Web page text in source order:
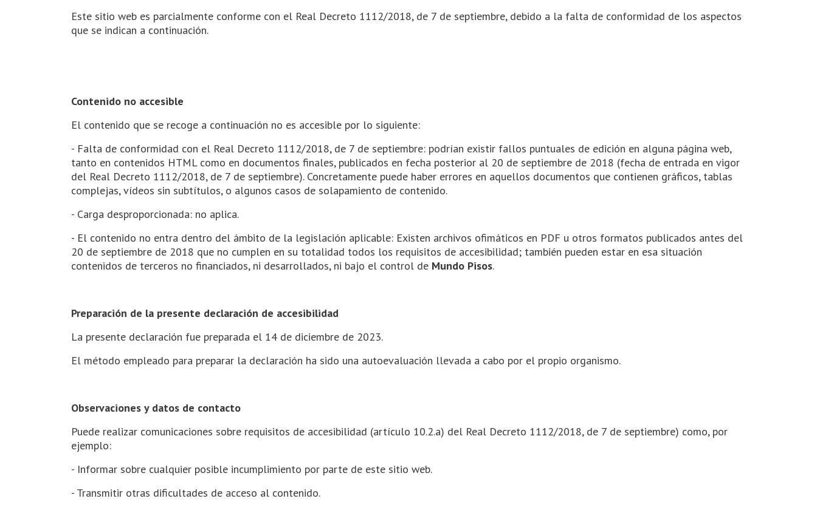
Este sitio web es parcialmente conforme con el Real Decreto 1112/2018, de 7 de septiembre, debido a la falta de conformidad de los aspectos
que se indican a continuación.
Contenido no accesible
El contenido que se recoge a continuación no es accesible por lo siguiente:
- Falta de conformidad con el Real Decreto 1112/2018, de 7 de septiembre: podrían existir fallos puntuales de edición en alguna página web,
tanto en contenidos HTML como en documentos finales, publicados en fecha posterior al 20 de septiembre de 2018 (fecha de entrada en vigor
del Real Decreto 1112/2018, de 7 de septiembre). Concretamente puede haber errores en aquellos documentos que contienen gráficos, tablas
complejas, vídeos sin subtítulos, o algunos casos de solapamiento de contenido.
- Carga desproporcionada: no aplica.
- El contenido no entra dentro del ámbito de la legislación aplicable: Existen archivos ofimáticos en PDF u otros formatos publicados antes del
20 de septiembre de 2018 que no cumplen en su totalidad todos los requisitos de accesibilidad; también pueden estar en esa situación
contenidos de terceros no financiados, ni desarrollados, ni bajo el control de Mundo Pisos.
Preparación de la presente declaración de accesibilidad
La presente declaración fue preparada el 14 de diciembre de 2023.
El método empleado para preparar la declaración ha sido una autoevaluación llevada a cabo por el propio organismo.
Observaciones y datos de contacto
Puede realizar comunicaciones sobre requisitos de accesibilidad (artículo 10.2.a) del Real Decreto 1112/2018, de 7 de septiembre) como, por
ejemplo:
- Informar sobre cualquier posible incumplimiento por parte de este sitio web.
- Transmitir otras dificultades de acceso al contenido.